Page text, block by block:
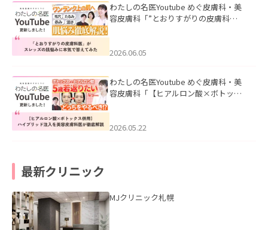
わたしの名医Youtube めぐ皮膚科・美
容皮膚科「”とおりすがりの皮膚科
2026.06.05
わたしの名医Youtube めぐ皮膚科・美
容皮膚科「【ヒアルロン酸×ボトック
た。
2026.05.22
最新クリニック
MJクリニック札幌